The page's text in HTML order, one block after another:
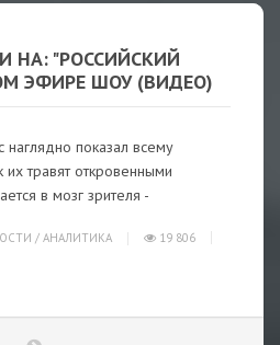
НА: "РОССИЙСКИЙ
ЭФИРЕ ШОУ (ВИДЕО)
наглядно показал всему
травят откровенными
в мозг зрителя -
/ АНАЛИТИКА
19 806